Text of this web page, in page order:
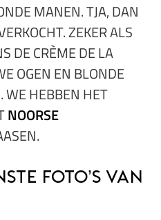
MANEN. TJA, DAN
ZEKER ALS
DE CRÈME DE LA
OGEN EN BLONDE
WE HEBBEN HET
NOORSE
foto’s van